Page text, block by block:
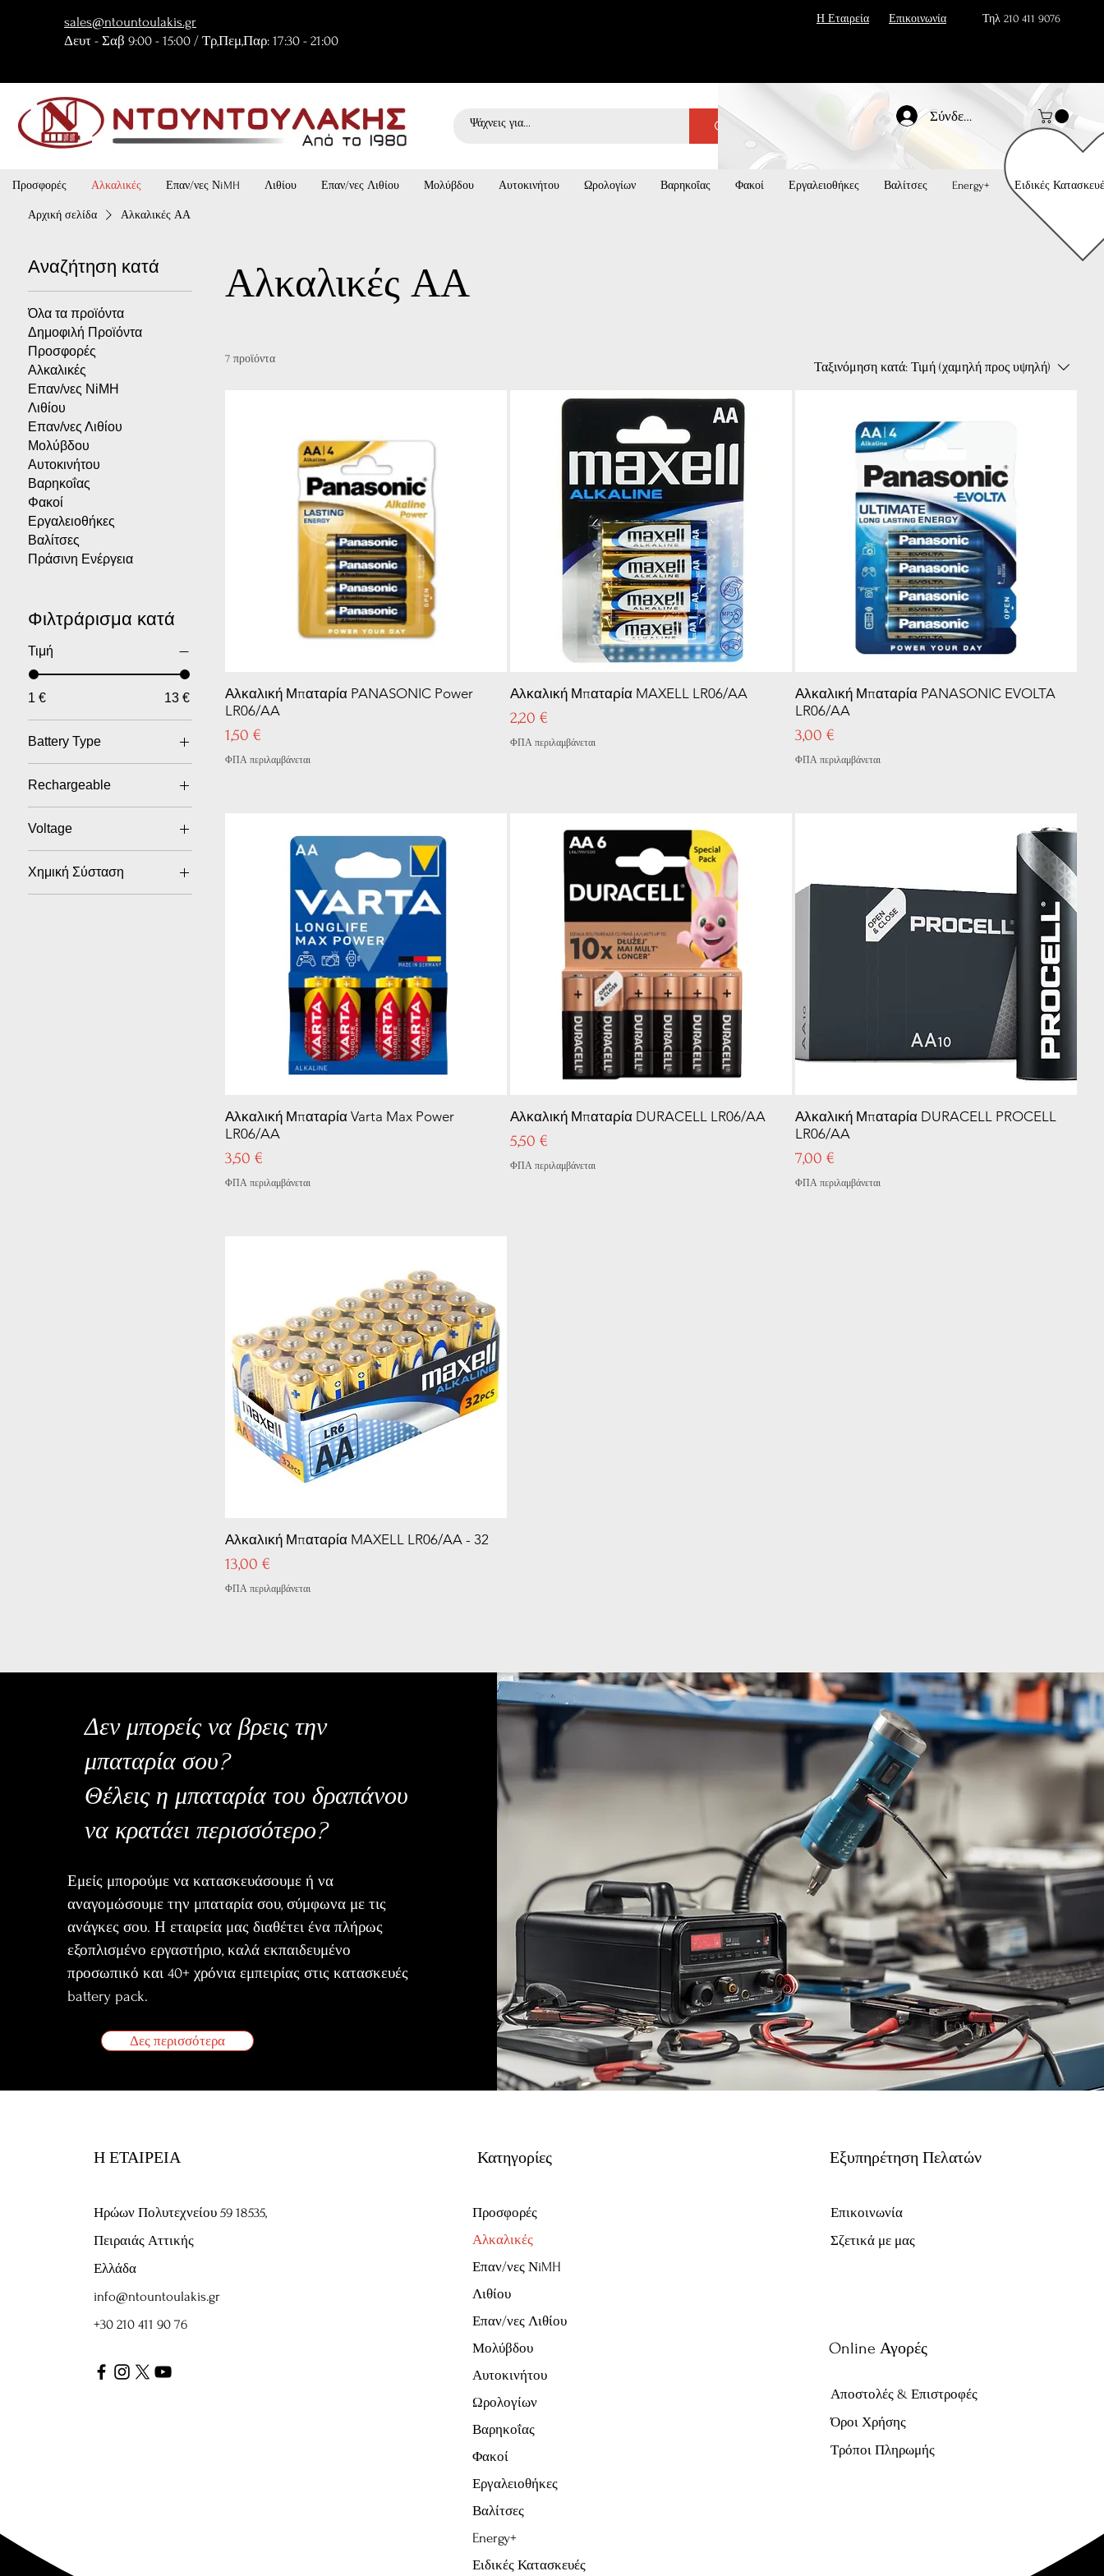
sales@ntountoulakis.gr
Δευτ - Σαβ 9:00 - 15:00 / Τρ,Πεμ,Παρ: 17:30 - 21:00
Η Εταιρεία Επικοινωνία Τηλ 210 411 9076
Σύνδεση
Προσφορές Αλκαλικές Επαν/νες ΝiMH Λιθίου Επαν/νες Λιθίου Μολύβδου Αυτοκινήτου Ωρολογίων Βαρηκοΐας Φακοί Εργαλειοθήκες Βαλίτσες Energy+ Ειδικές
Αρχική σελίδα Αλκαλικές ΑΑ
Αναζήτηση κατά
Όλα τα προϊόντα
Δημοφιλή Προϊόντα
Προσφορές
Αλκαλικές
Επαν/νες NiMH
Λιθίου
Επαν/νες Λιθίου
Μολύβδου
Αυτοκινήτου
Βαρηκοΐας
Φακοί
Εργαλειοθήκες
Βαλίτσες
Πράσινη Ενέργεια
Φιλτράρισμα κατά
Τιμή
1 € 13 €
Battery Type
AA
Rechargeable
no
Voltage
1.5V
Χημική Σύσταση
Alkaline
Αλκαλικές ΑΑ
7 προϊόντα
Ταξινόμηση κατά: Τιμή (χαμηλή προς υψηλή)
Αλκαλική Μπαταρία PANASONIC Power
LR06/AA
Τιμή
1,50 €
ΦΠΑ περιλαμβάνεται
Αλκαλική Μπαταρία MAXELL LR06/AA
Τιμή
2,20 €
ΦΠΑ περιλαμβάνεται
Αλκαλική Μπαταρία PANASONIC EVOLTA
LR06/AA
Τιμή
3,00 €
ΦΠΑ περιλαμβάνεται
Αλκαλική Μπαταρία Varta Max Power
LR06/AA
Τιμή
3,50 €
ΦΠΑ περιλαμβάνεται
Αλκαλική Μπαταρία DURACELL LR06/AA
Τιμή
5,50 €
ΦΠΑ περιλαμβάνεται
Αλκαλική Μπαταρία DURACELL PROCELL
LR06/AA
Τιμή
7,00 €
ΦΠΑ περιλαμβάνεται
Αλκαλική Μπαταρία MAXELL LR06/AA - 32
Τιμή
13,00 €
ΦΠΑ περιλαμβάνεται
Δεν μπορείς να βρεις την
μπαταρία σου?
Θέλεις η μπαταρία του δραπάνου
να κρατάει περισσότερο?
Εμείς μπορούμε να κατασκευάσουμε ή να
αναγομώσουμε την μπαταρία σου, σύμφωνα με τις
ανάγκες σου. Η εταιρεία μας διαθέτει ένα πλήρως
εξοπλισμένο εργαστήριο, καλά εκπαιδευμένο
προσωπικό και 40+ χρόνια εμπειρίας στις κατασκευές
battery pack.
Δες περισσότερα
Η ΕΤΑΙΡΕΙΑ
Ηρώων Πολυτεχνείου 5918535,
Πειραιάς Αττικής
Ελλάδα
info@ntountoulakis.gr
+30 210 411 90 76
Κατηγορίες
Προσφορές
Αλκαλικές
Επαν/νες ΝiMH
Λιθίου
Επαν/νες Λιθίου
Μολύβδου
Αυτοκινήτου
Ωρολογίων
Βαρηκοΐας
Φακοί
Εργαλειοθήκες
Βαλίτσες
Energy+
Ειδικές Κατασκευές
Εξυπηρέτηση Πελατών
Επικοινωνία
Σζετικά με μας
Online Αγορές
Αποστολές & Επιστροφές
Όροι Χρήσης
Τρόποι Πληρωμής